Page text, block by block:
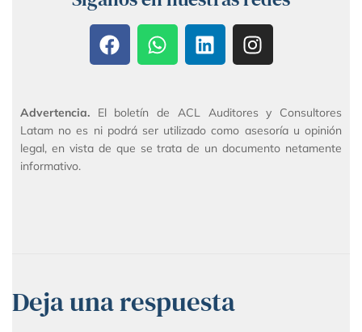
Advertencia. El boletín de ACL Auditores y Consultores
Latam no es ni podrá ser utilizado como asesoría u opinión
legal, en vista de que se trata de un documento netamente
informativo.
Deja una respuesta